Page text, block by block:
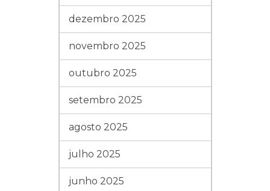
dezembro 2025
novembro 2025
outubro 2025
setembro 2025
agosto 2025
julho 2025
junho 2025